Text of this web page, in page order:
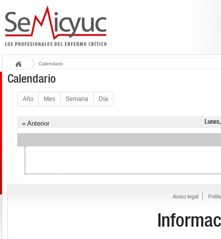
Calendario
Calendario
Año Mes Semana Día
« Anterior
Aviso legal